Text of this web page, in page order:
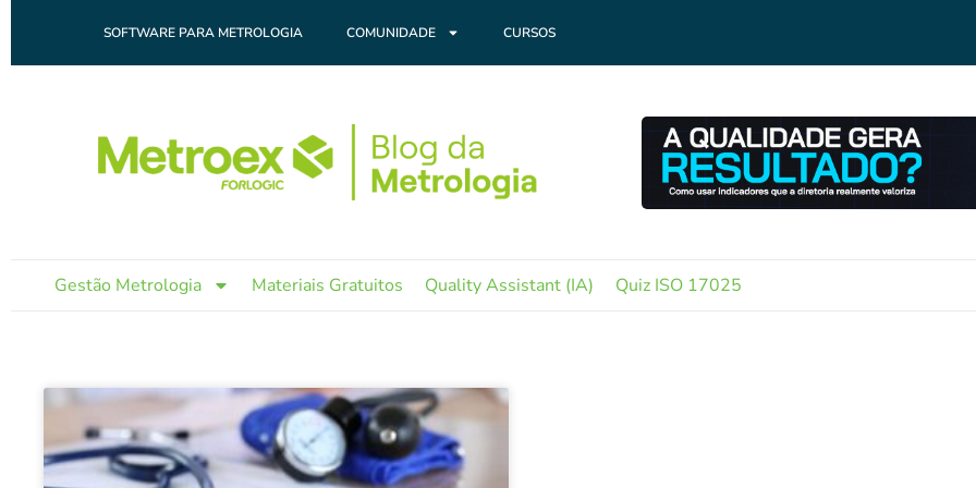
SOFTWARE PARA METROLOGIA COMUNIDADE CURSOS
Gestão Metrologia Materiais Gratuitos Quality Assistant (IA) Quiz ISO 17025